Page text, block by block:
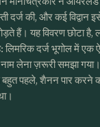
दर्ज की, और कई
हैं। यह विवरण छोटा है,
लिमरिक दर्ज भूगोल में
नाम लेना ज़रूरी समझा
बहुत पहले, शैनन पार करने